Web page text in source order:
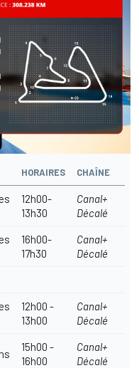
HORAIRES CHAÎNE
12h00-
13h30
Canal+
Décalé
16h00-
17h30
Canal+
Décalé
12h00 -
13h00
Canal+
Décalé
15h00 -
16h00
Canal+
Décalé